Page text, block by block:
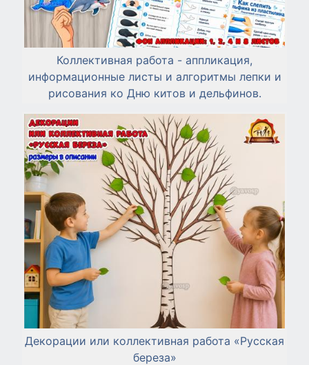
Коллективная работа - аппликация,
информационные листы и алгоритмы лепки и
рисования ко Дню китов и дельфинов.
Декорации или коллективная работа «Русская
береза»